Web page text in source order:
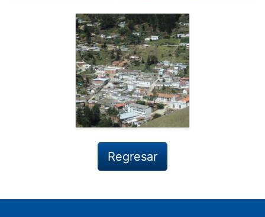
Regresar